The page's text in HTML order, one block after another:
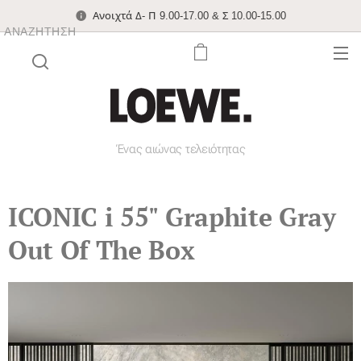
Ανοιχτά Δ- Π 9.00-17.00 & Σ 10.00-15.00
Ένας αιώνας τελειότητας
ΑΝΑΖΉΤΗΣΗ
ICONIC i 55" Graphite Gray
Out Of The Box